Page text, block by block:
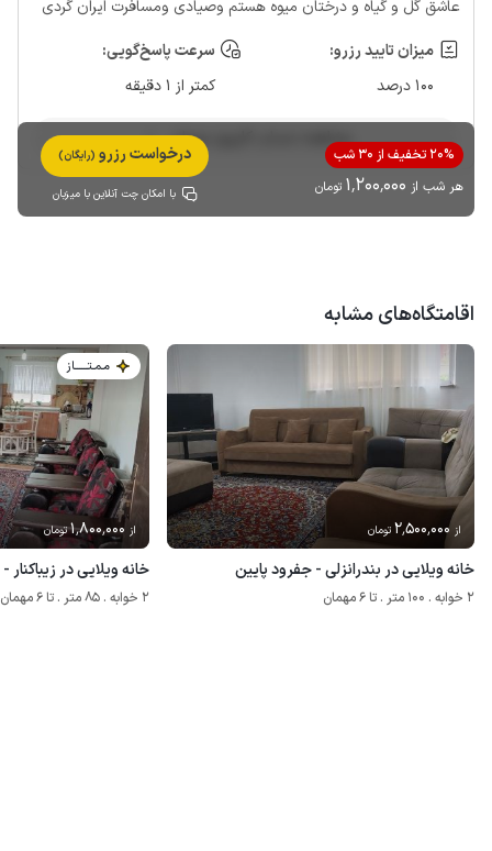
عاشق گل و گیاه و درختان میوه هستم وصیادی ومسافرت ایران گردی
میزان تایید رزرو:
100 درصد
سرعت پاسخ‌گویی:
کمتر از 1 دقیقه
مشاهده حساب کاربری میزبان
20% تخفیف از 30 شب
هر شب از 1٬200٬000 تومان
درخواست رزرو (رایگان)
با امکان چت آنلاین با میزبان
اقامتگاه‌های مشابه
از 2٬500٬000 تومان
خانه ویلایی در بندرانزلی - جفرود پایین
2 خوابه . 100 متر . تا 6 مهمان
مـمـتــــــاز
از 1٬800٬000تومان
خانه ویلایی در
2 خوابه . 85 متر . تا 6 مهمان